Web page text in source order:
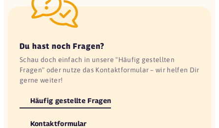
Du hast noch Fragen?
Schau doch einfach in unsere "Häufig gestellten
Fragen" oder nutze das Kontaktformular – wir helfen Dir
gerne weiter!
Häufig gestellte Fragen
Kontaktformular